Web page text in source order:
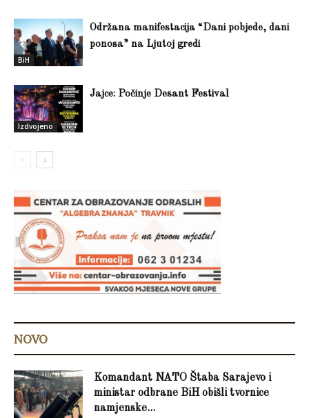
BiH
Održana manifestacija “Dani pobjede, dani
ponosa” na Ljutoj gredi
Izdvojeno
Jajce: Počinje Desant Festival
NOVO
Komandant NATO Štaba Sarajevo i
ministar odbrane BiH obišli tvornice
namjenske...